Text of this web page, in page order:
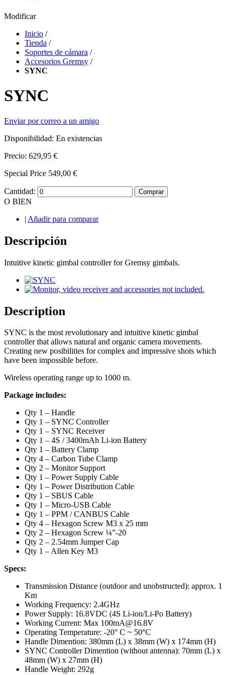
Modificar
Inicio /
Tienda /
Soportes de cámara /
Accesorios Gremsy /
SYNC
SYNC
Enviar por correo a un amigo
Disponibilidad: En existencias
Precio: 629,95 €
Special Price 549,00 €
Cantidad: Comprar
O BIEN
| Añadir para comparar
Descripción
Intuitive kinetic gimbal controller for Gremsy gimbals.
Description
SYNC is the most revolutionary and intuitive kinetic gimbal
controller that allows natural and organic camera movements.
Creating new posibilities for complex and impressive shots which
have been impossible before.
Wireless operating range up to 1000 m.
Package includes:
Qty 1 – Handle
Qty 1 – SYNC Controller
Qty 1 – SYNC Receiver
Qty 1 – 4S / 3400mAh Li-ion Battery
Qty 1 – Battery Clamp
Qty 4 – Carbon Tube Clamp
Qty 2 – Monitor Support
Qty 1 – Power Supply Cable
Qty 1 – Power Distribution Cable
Qty 1 – SBUS Cable
Qty 1 – Micro-USB Cable
Qty 1 – PPM / CANBUS Cable
Qty 4 – Hexagon Screw M3 x 25 mm
Qty 2 – Hexagon Screw ¼”-20
Qty 2 – 2.54mm Jumper Cap
Qty 1 – Allen Key M3
Specs:
Transmission Distance (outdoor and unobstructed): approx. 1
Km
Working Frequency: 2.4GHz
Power Supply: 16.8VDC (4S Li-ion/Li-Po Battery)
Working Current: Max 100mA@16.8V
Operating Temperature: -20° C ~ 50°C
Handle Dimention: 380mm (L) x 38mm (W) x 174mm (H)
SYNC Controller Dimention (without antenna): 70mm (L) x
48mm (W) x 27mm (H)
Handle Weight: 292g